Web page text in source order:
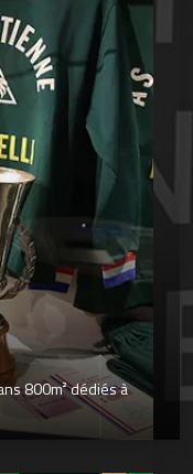
800m² dédiés à